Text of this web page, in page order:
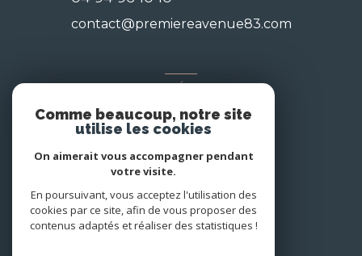
contact@premiereavenue83.com
NOS RÉSEAUX
Nous suivre
Comme beaucoup, notre site
utilise les cookies
On aimerait vous accompagner pendant
votre visite.
En poursuivant, vous acceptez l'utilisation des
cookies par ce site, afin de vous proposer des
contenus adaptés et réaliser des statistiques !